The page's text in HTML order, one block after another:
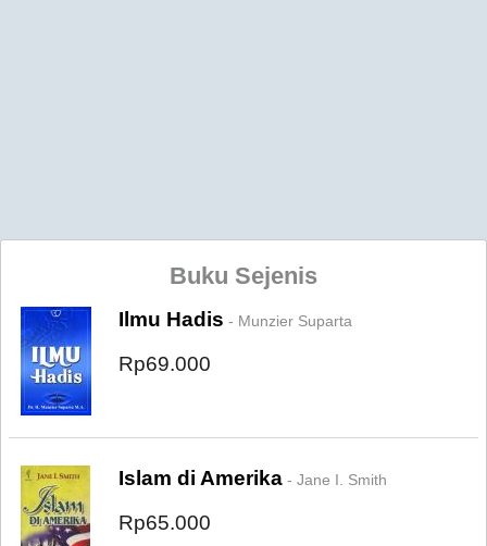
Buku Sejenis
Ilmu Hadis - Munzier Suparta
Rp69.000
Islam di Amerika - Jane I. Smith
Rp65.000